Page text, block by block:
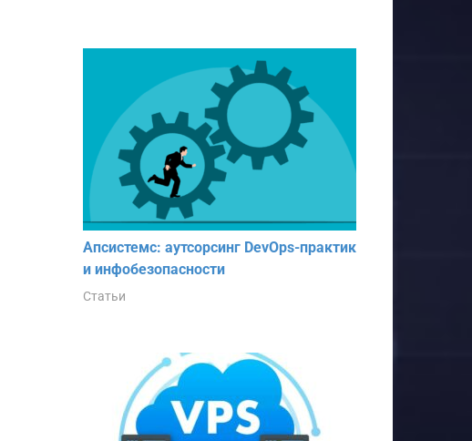
Апсистемс: аутсорсинг DevOps-практик
и инфобезопасности
Статьи